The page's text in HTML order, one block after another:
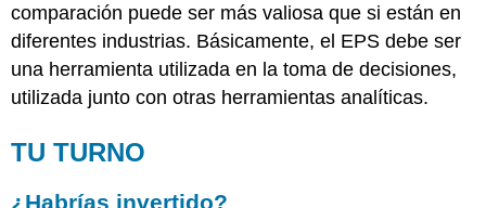
comparación puede ser más valiosa que si están en
diferentes industrias. Básicamente, el EPS debe ser
una herramienta utilizada en la toma de decisiones,
utilizada junto con otras herramientas analíticas.
TU TURNO
¿Habrías invertido?